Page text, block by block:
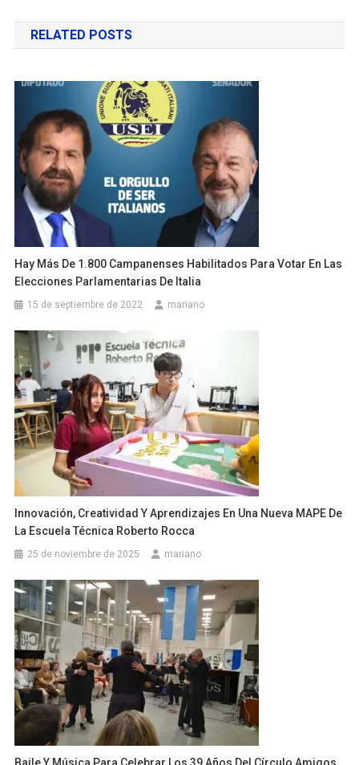
de
entradas
RELATED POSTS
Hay Más De 1.800 Campanenses Habilitados Para Votar En Las
Elecciones Parlamentarias De Italia
15 de septiembre de 2022 mariano
Innovación, Creatividad Y Aprendizajes En Una Nueva MAPE De
La Escuela Técnica Roberto Rocca
25 de noviembre de 2025 mariano
Baile Y Música Para Celebrar Los 39 Años Del Círculo Amigos